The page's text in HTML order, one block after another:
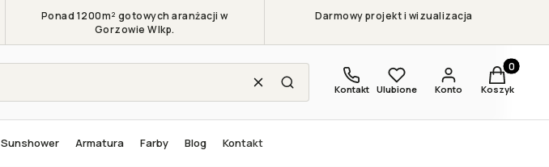
Ponad 1200m² gotowych aranżacji w
Gorzowie Wlkp.
Darmowy projekt i wizualizacja
Wyczyść
Szukaj
Kontakt Ulubione Konto
Produkty
Koszyk
Sunshower Armatura Farby Blog Kontakt